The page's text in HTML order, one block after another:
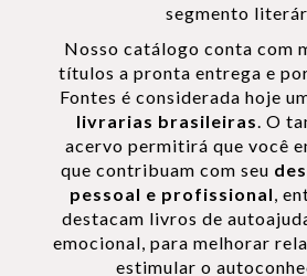
segmento
Nosso catálogo conta com
títulos a pronta entrega e
Fontes é considerada hoje
livrarias brasileiras. O
acervo permitirá que você
que contribuam com seu
pessoal e profissional,
destacam livros de
emocional, para melhorar
estimular o